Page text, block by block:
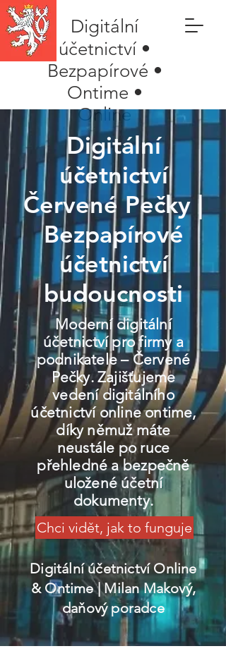
Digitální
účetnictví •
Bezpapírové •
Ontime •
Online
Digitální
účetnictví
Červené Pečky |
Bezpapírové
účetnictví
budoucnosti
Moderní digitální
účetnictví pro firmy a
podnikatele – Červené
Pečky. Zajišťujeme
vedení digitálního
účetnictví online ontime,
díky němuž máte
neustále po ruce
přehledné a bezpečně
uložené účetní
dokumenty.
Chci vidět, jak to funguje
Digitální účetnictví Online
& Ontime| Milan Makový,
daňový poradce